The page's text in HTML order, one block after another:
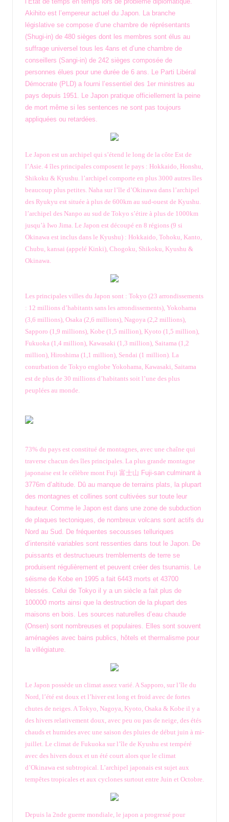
Akihito est l’empereur actuel du Japon. La branche
législative se compose d’une chambre de réprésentants
(Shugi-in) de 480 sièges dont les membres sont élus au
suffrage universel tous les 4ans et d’une chambre de
conseillers (Sangi-in) de 242 sièges composée de
personnes élues pour une durée de 6 ans. Le Parti Libéral
Démocrate (PLD) a fourni l’essentiel des 1er ministres au
pays depuis 1951. Le Japon pratique officiellement la peine
de mort même si les sentences ne sont pas toujours
appliquées ou retardées.
Le Japon est un archipel qui s’étend le long de la côte Est de
l’Asie. 4 îles principales composent le pays : Hokkaido, Honshu,
Shikoku & Kyushu. l’archipel comporte en plus 3000 autres îles
beaucoup plus petites. Naha sur l’île d’Okinawa dans l’archipel
des Ryukyu est située à plus de 600km au sud-ouest de Kyushu.
l’archipel des Nanpo au sud de Tokyo s’étire à plus de 1000km
jusqu’à Iwo Jima. Le Japon est découpé en 8 régions (9 si
Okinawa est inclus dans le Kyushu) : Hokkaido, Tohoku, Kanto,
Chubu, kansai (appelé Kinki), Chogoku, Shikoku, Kyushu &
Okinawa.
Les principales villes du Japon sont : Tokyo (23 arrondissements
: 12 millions d’habitants sans les arrondissements), Yokohama
(3,6 millions), Osaka (2,6 millions), Nagoya (2,2 millions),
Sapporo (1,9 millions), Kobe (1,5 million), Kyoto (1,5 million),
Fukuoka (1,4 million), Kawasaki (1,3 million), Saitama (1,2
million), Hiroshima (1,1 million), Sendai (1 million). La
conurbation de Tokyo englobe Yokohama, Kawasaki, Saitama
est de plus de 30 millions d’habitants soit l’une des plus
peuplées au monde.
73% du pays est constitué de montagnes, avec une chaîne qui
traverse chacun des îles principales. La plus grande montagne
japonaise est le célèbre mont Fuji 富士山 Fuji-san culminant à
3776m d’altitude. Dû au manque de terrains plats, la plupart
des montagnes et collines sont cultivées sur toute leur
hauteur. Comme le Japon est dans une zone de subduction
de plaques tectoniques, de nombreux volcans sont actifs du
Nord au Sud. De fréquentes secousses telluriques
d’intensité variables sont ressenties dans tout le Japon. De
puissants et destructueurs tremblements de terre se
produisent régulièrement et peuvent créer des tsunamis. Le
séisme de Kobe en 1995 a fait 6443 morts et 43700
blessés. Celui de Tokyo il y a un siècle a fait plus de
100000 morts ainsi que la destruction de la plupart des
maisons en bois. Les sources naturelles d’eau chaude
(Onsen) sont nombreuses et populaires. Elles sont souvent
aménagées avec bains publics, hôtels et thermalisme pour
la villégiature.
Le Japon possède un climat assez varié. A Sapporo, sur l’île du
Nord, l’été est doux et l’hiver est long et froid avec de fortes
chutes de neiges. A Tokyo, Nagoya, Kyoto, Osaka & Kobe il y a
des hivers relativement doux, avec peu ou pas de neige, des étés
chauds et humides avec une saison des pluies de début juin à mi-
juillet. Le climat de Fukuoka sur l’île de Kyushu est tempéré
avec des hivers doux et un été court alors que le climat
d’Okinawa est subtropical. L’archipel japonais est sujet aux
tempêtes tropicales et aux cyclones surtout entre Juin et Octobre.
Depuis la 2nde guerre mondiale, le japon a progressé pour